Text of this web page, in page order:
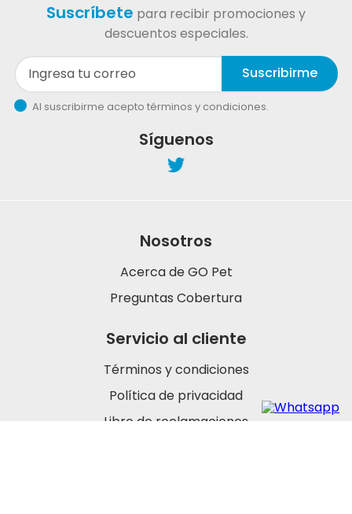
Suscríbete para recibir promociones y
descuentos especiales.
Suscribirme
Al suscribirme acepto términos y condiciones.
Síguenos
Servicio al cliente
Términos y condiciones
Política de privacidad
Libro de reclamaciones
Nosotros
Acerca de GO Pet
Preguntas Cobertura